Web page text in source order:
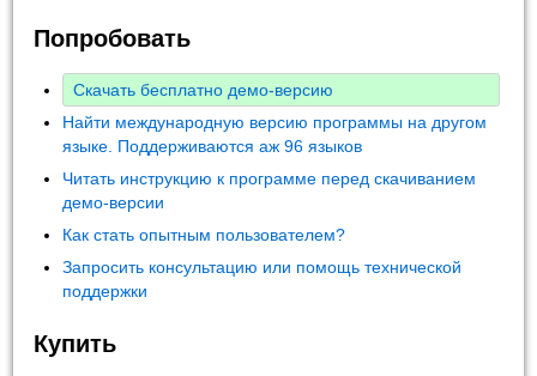
Попробовать
Скачать бесплатно демо-версию
Найти международную версию программы на другом
языке. Поддерживаются аж 96 языков
Читать инструкцию к программе перед скачиванием
демо-версии
Как стать опытным пользователем?
Запросить консультацию или помощь технической
поддержки
Купить